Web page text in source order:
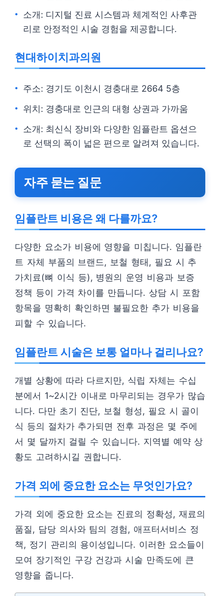
소개: 디지털 진료 시스템과 체계적인 사후관
리로 안정적인 시술 경험을 제공합니다.
현대하이치과의원
주소: 경기도 이천시 경충대로 2664 5층
위치: 경충대로 인근의 대형 상권과 가까움
소개: 최신식 장비와 다양한 임플란트 옵션으
로 선택의 폭이 넓은 편으로 알려져 있습니다.
자주 묻는 질문
임플란트 비용은 왜 다를까요?
다양한 요소가 비용에 영향을 미칩니다. 임플란
트 자체 부품의 브랜드, 보철 형태, 필요 시 추
가치료(뼈 이식 등), 병원의 운영 비용과 보증
정책 등이 가격 차이를 만듭니다. 상담 시 포함
항목을 명확히 확인하면 불필요한 추가 비용을
피할 수 있습니다.
임플란트 시술은 보통 얼마나 걸리나요?
개별 상황에 따라 다르지만, 식립 자체는 수십
분에서 1~2시간 이내로 마무리되는 경우가 많습
니다. 다만 초기 진단, 보철 형성, 필요 시 골이
식 등의 절차가 추가되면 전후 과정은 몇 주에
서 몇 달까지 걸릴 수 있습니다. 지역별 예약 상
황도 고려하시길 권합니다.
가격 외에 중요한 요소는 무엇인가요?
가격 외에 중요한 요소는 진료의 정확성, 재료의
품질, 담당 의사와 팀의 경험, 애프터서비스 정
책, 정기 관리의 용이성입니다. 이러한 요소들이
모여 장기적인 구강 건강과 시술 만족도에 큰
영향을 줍니다.